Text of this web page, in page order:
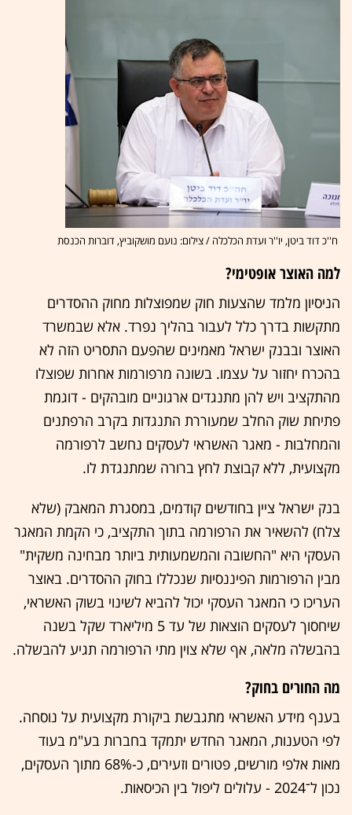
ח''כ דוד ביטן, יו''ר ועדת הכלכלה / צילום: נועם מושקוביץ, דוברות הכנסת
למה האוצר אופטימי?
הניסיון מלמד שהצעות חוק שמפוצלות מחוק ההסדרים
מתקשות בדרך כלל לעבור בהליך נפרד. אלא שבמשרד
האוצר ובבנק ישראל מאמינים שהפעם התסריט הזה לא
בהכרח יחזור על עצמו. בשונה מרפורמות אחרות שפוצלו
מהתקציב ויש להן מתנגדים ארגוניים מובהקים - דוגמת
פתיחת שוק החלב שמעוררת התנגדות בקרב הרפתנים
והמחלבות - מאגר האשראי לעסקים נחשב לרפורמה
מקצועית, ללא קבוצת לחץ ברורה שמתנגדת לו.
בנק ישראל ציין בחודשים קודמים, במסגרת המאבק (שלא
צלח) להשאיר את הרפורמה בתוך התקציב, כי הקמת המאגר
העסקי היא "החשובה והמשמעותית ביותר מבחינה משקית"
מבין הרפורמות הפיננסיות שנכללו בחוק ההסדרים. באוצר
העריכו כי המאגר העסקי יכול להביא לשינוי בשוק האשראי,
שיחסוך לעסקים הוצאות של עד 5 מיליארד שקל בשנה
בהבשלה מלאה, אף שלא צוין מתי הרפורמה תגיע להבשלה.
מה החורים בחוק?
בענף מידע האשראי מתגבשת ביקורת מקצועית על נוסחה.
לפי הטענות, המאגר החדש יתמקד בחברות בע"מ בעוד
מאות אלפי מורשים, פטורים וזעירים, כ-68% מתוך העסקים,
נכון ל־2024 - עלולים ליפול בין הכיסאות.